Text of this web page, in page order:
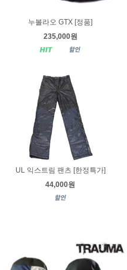
누볼라오 GTX [정품]
235,000원
UL 익스트림 팬츠 [한정특가]
44,000원